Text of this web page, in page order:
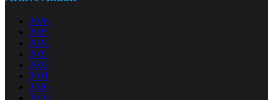
2026
2025
2024
2023
2022
2021
2020
2019